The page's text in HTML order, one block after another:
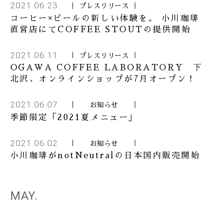
2021.06.23 プレスリリース
コーヒー×ビールの新しい体験を。 小川珈琲
直営店にてCOFFEE STOUTの提供開始
2021.06.11 プレスリリース
OGAWA COFFEE LABORATORY 下
北沢、オンラインショップが7月オープン！
2021.06.07 お知らせ
季節限定「2021夏メニュー」
2021.06.02 お知らせ
小川珈琲がnotNeutralの日本国内販売開始
MAY.